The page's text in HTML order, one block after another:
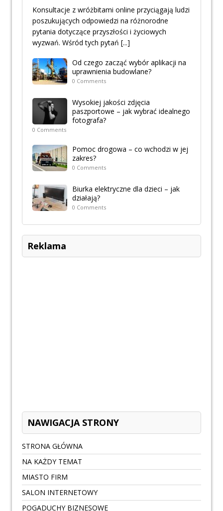
Konsultacje z wróżbitami online przyciągają ludzi
poszukujących odpowiedzi na różnorodne
pytania dotyczące przyszłości i życiowych
wyzwań. Wśród tych pytań [...]
Od czego zacząć wybór aplikacji na
uprawnienia budowlane?
0 Comments
Wysokiej jakości zdjęcia
paszportowe – jak wybrać idealnego
fotografa?
0 Comments
Pomoc drogowa – co wchodzi w jej
zakres?
0 Comments
Biurka elektryczne dla dzieci – jak
działają?
0 Comments
Reklama
NAWIGACJA STRONY
STRONA GŁÓWNA
NA KAŻDY TEMAT
MIASTO FIRM
SALON INTERNETOWY
POGADUCHY BIZNESOWE